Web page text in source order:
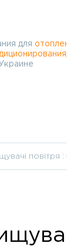
для
повітря :